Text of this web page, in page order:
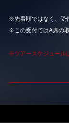
※先着順ではなく、受
※この受付ではA席の
※ツアースケジュール